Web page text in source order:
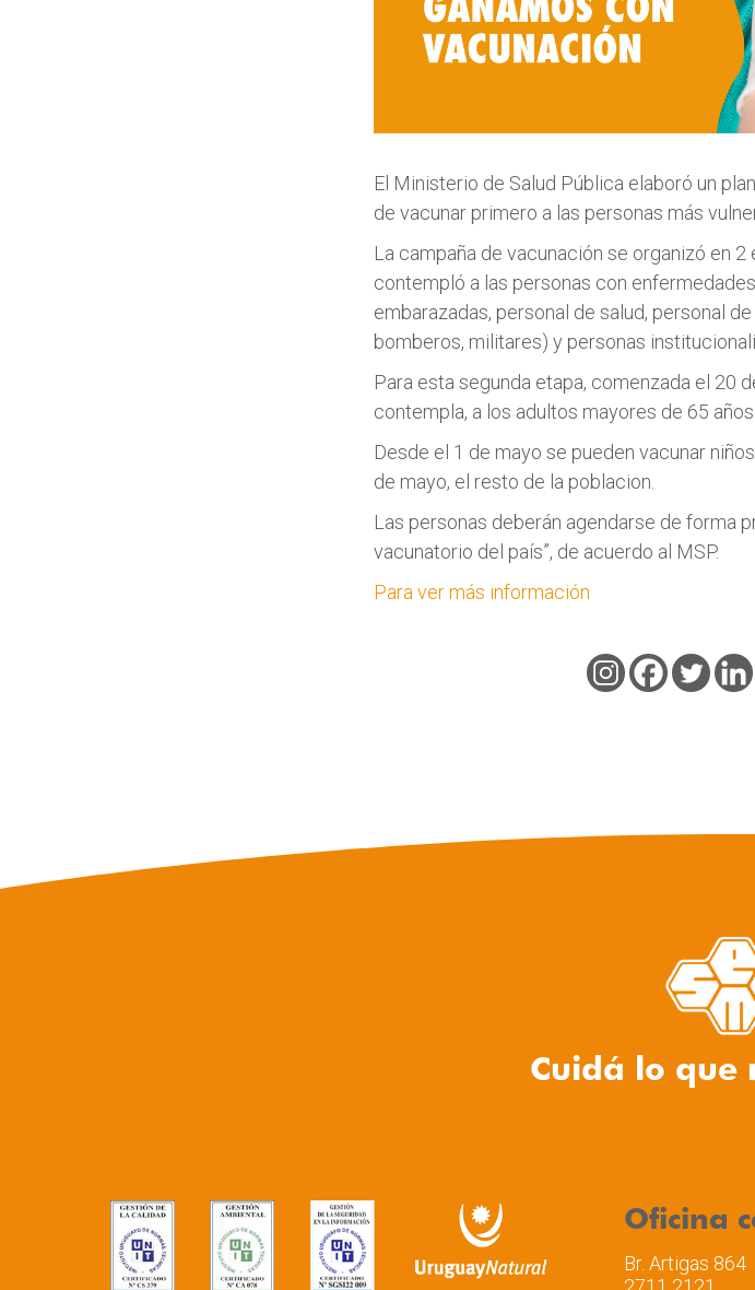
El Ministerio de Salud Pública elaboró un
de vacunar primero a las personas más
La campaña de vacunación se organizó en 2
contempló a las personas con
embarazadas, personal de salud, personal
bomberos, militares) y personas
Para esta segunda etapa, comenzada el 20
contempla, a los adultos mayores de 65
Desde el 1 de mayo se pueden vacunar
de mayo, el resto de la poblacion.
Las personas deberán agendarse de forma
vacunatorio del país”, de acuerdo al MSP.
Para ver más información
Cuidá lo que
Oficina
Br. Artigas 864